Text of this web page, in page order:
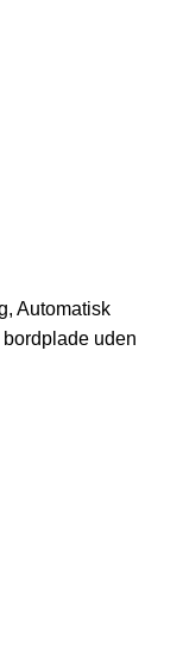
Automatisk
uden